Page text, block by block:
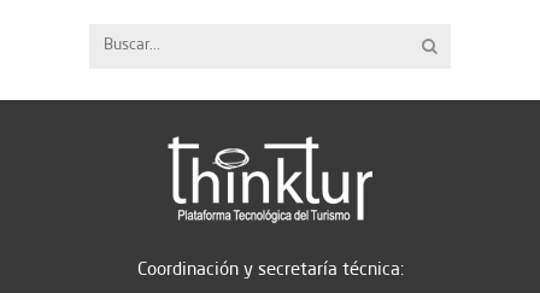
Coordinación y secretaría técnica: